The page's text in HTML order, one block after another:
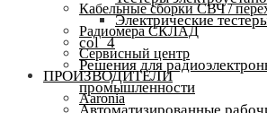
Кабельные сборки СВЧ /
Радиомера СКЛАД
Сервисный центр
ПРОИЗВОДИТЕЛИ
Aaronia
Электрические
col_4
Решения для
промышленности